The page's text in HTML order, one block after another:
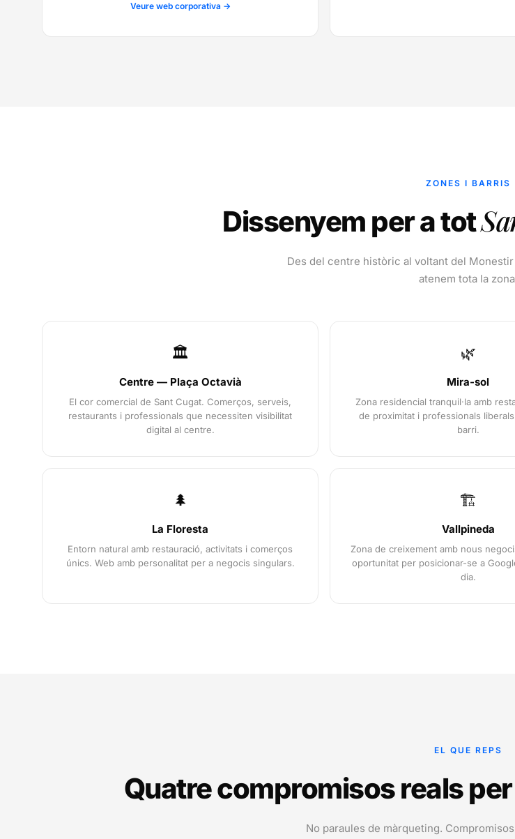
Veure web corporativa →
ZONES I BARRIS
Dissenyem per a tot
Des del centre històric al voltant del
atenem tota la
🏛️
Centre — Plaça Octavià
El cor comercial de Sant Cugat. Comerços, serveis,
restaurants i professionals que necessiten visibilitat
digital al centre.
🌿
Mira-sol
Zona residencial tranquil·la amb
de proximitat i professionals
barri.
🌲
La Floresta
Entorn natural amb restauració, activitats i comerços
únics. Web amb personalitat per a negocis singulars.
🏗️
Vallpineda
Zona de creixement amb nous
oportunitat per posicionar-se a
dia.
EL QUE REPS
Quatre compromisos reals
No paraules de màrqueting.